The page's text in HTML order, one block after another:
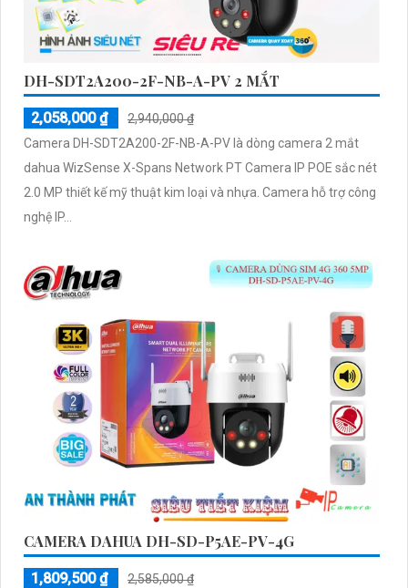
DH-SDT2A200-2F-NB-A-PV 2 MẮT
2,058,000 ₫
2,940,000 ₫
Camera DH-SDT2A200-2F-NB-A-PV là dòng camera 2 mắt
dahua WizSense X-Spans Network PT Camera IP POE sắc nét
2.0 MP thiết kế mỹ thuật kim loại và nhựa. Camera hỗ trợ công
nghệ IP...
CAMERA DAHUA DH-SD-P5AE-PV-4G
1,809,500 ₫
2,585,000 ₫